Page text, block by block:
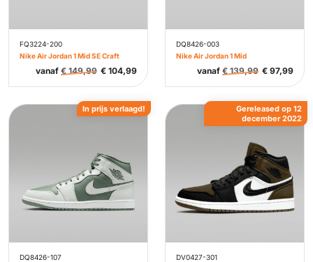
FQ3224-200
Nike Air Jordan 1 Mid SE Craft
vanaf €149,99 € 104,99
DQ8426-003
Nike Air Jordan 1 Mid
vanaf €139,99 € 97,99
DQ8426-107
In prijs verlaagd!
DV0427-301
Gereleased op 12
december 2022